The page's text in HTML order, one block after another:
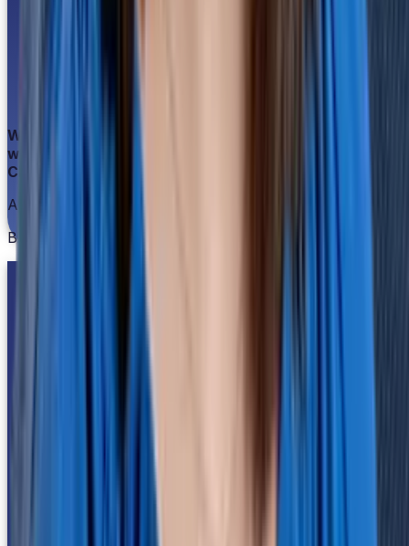
Was für eine Top-Einführung: In 4 Wochen lief alles,
was wir brauchten.
Christoph Peschke
Assistent der Geschäftsführung
Biker's Point